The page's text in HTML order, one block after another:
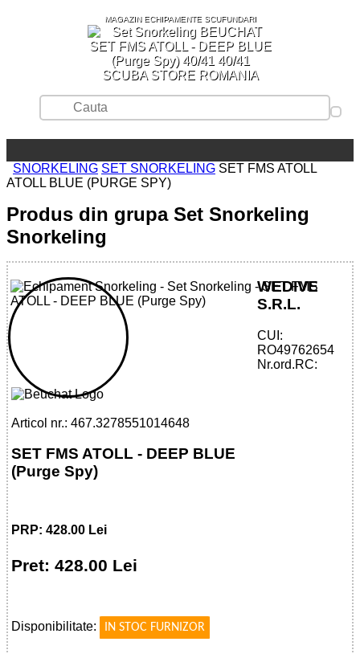
MAGAZIN ECHIPAMENTE SCUFUNDARI
SCUBA STORE ROMANIA
SNORKELING SET SNORKELING SET FMS ATOLL
ATOLL BLUE (PURGE SPY)
Produs din grupa Set Snorkeling
Snorkeling
32785510146 - SET FMS ATOLL - DEEP
BLUE
Articol nr.: 467.3278551014648
SET FMS ATOLL - DEEP BLUE
(Purge Spy)
PRP: 428.00 Lei
Pret: 428.00 Lei
Disponibilitate:
IN STOC FURNIZOR
WEDIVE
S.R.L.
CUI:
RO49762654
Nr.ord.RC: